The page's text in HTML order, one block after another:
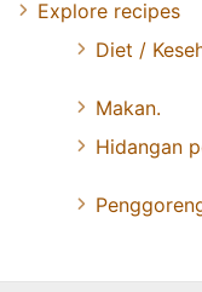
Explore recipes
Diet /
Makan.
Hidangan